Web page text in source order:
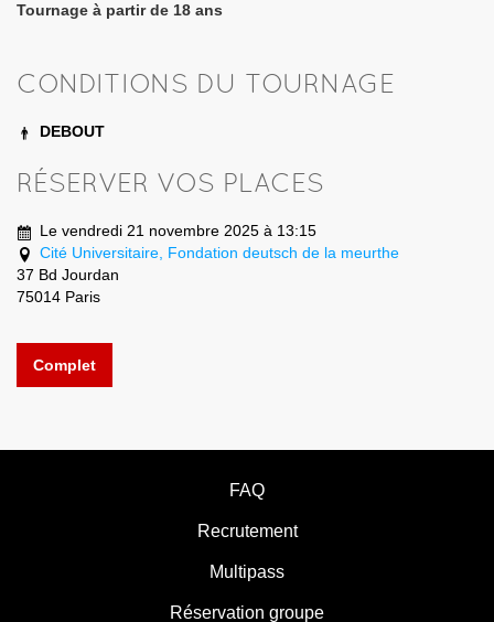
Tournage à partir de 18 ans
CONDITIONS DU TOURNAGE
DEBOUT
RÉSERVER VOS PLACES
Le vendredi 21 novembre 2025 à 13:15
Cité Universitaire, Fondation deutsch de la meurthe
37 Bd Jourdan
75014 Paris
Complet
FAQ
Recrutement
Multipass
Réservation groupe